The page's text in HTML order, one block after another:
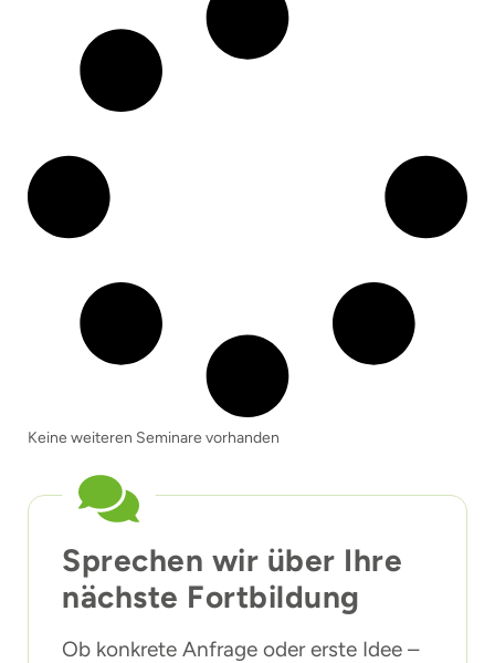
Keine weiteren Seminare vorhanden
Sprechen wir über Ihre
nächste Fortbildung
Ob konkrete Anfrage oder erste Idee –